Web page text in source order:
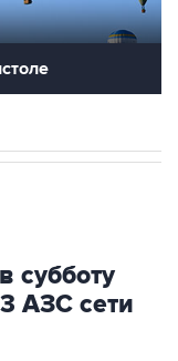
субботу
АЗС сети